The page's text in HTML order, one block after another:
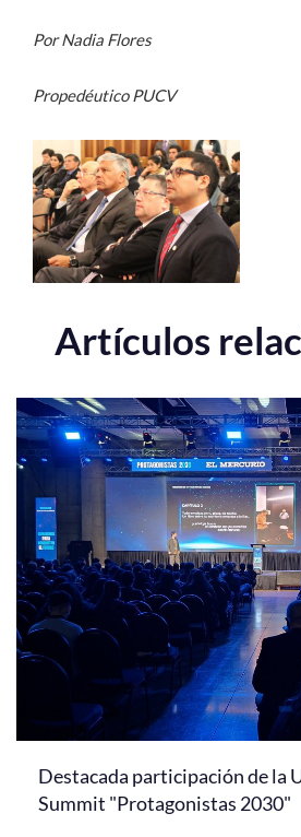
Por Nadia Flores
Propedéutico PUCV
Artículos
Destacada participación de la
Summit "Protagonistas 2030"